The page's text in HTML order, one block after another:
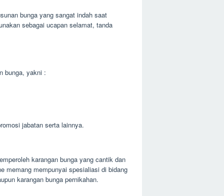
bunga yang sangat indah saat
sebagai ucapan selamat, tanda
bunga, yakni :
jabatan serta lainnya.
karangan bunga yang cantik dan
memang mempunyai spesialiasi di bidang
karangan bunga pernikahan.